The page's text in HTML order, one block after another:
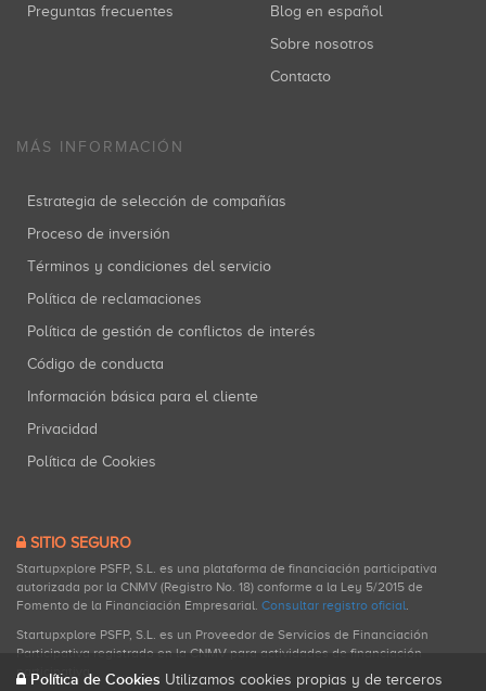
Preguntas frecuentes
Blog en español
Sobre nosotros
Contacto
MÁS INFORMACIÓN
Estrategia de selección de compañías
Proceso de inversión
Términos y condiciones del servicio
Política de reclamaciones
Política de gestión de conflictos de interés
Código de conducta
Información básica para el cliente
Privacidad
Política de Cookies
SITIO SEGURO
Startupxplore PSFP, S.L. es una plataforma de financiación participativa
autorizada por la CNMV (Registro No. 18) conforme a la Ley 5/2015 de
Fomento de la Financiación Empresarial. Consultar registro oficial.
Startupxplore PSFP, S.L. es un Proveedor de Servicios de Financiación
Participativa registrado en la CNMV para actividades de financiación
participativa.
Política de Cookies Utilizamos cookies propias y de terceros